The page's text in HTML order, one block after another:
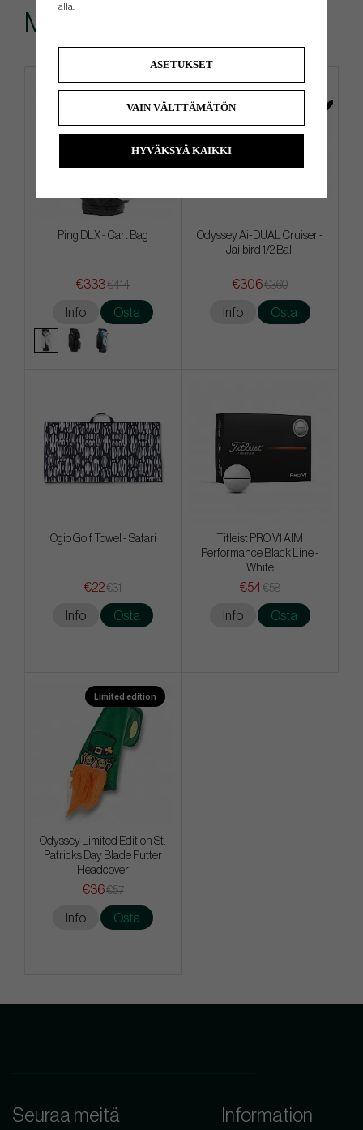
Muut ostivat myös
Ping DLX - Cart Bag
€333€414
Info Osta
Odyssey Ai-DUAL Cruiser -
Jailbird 1/2 Ball
€306€360
Info Osta
Ogio Golf Towel - Safari
€22€31
Info Osta
Titleist PRO V1 AIM
Performance Black Line -
White
€54€58
Info Osta
Limited edition
Odyssey Limited Edition St.
Patricks Day Blade Putter
Headcover
€36€57
Info Osta
Seuraa meitä Information
alla.
ASETUKSET
VAIN VÄLTTÄMÄTÖN
HYVÄKSYÄ KAIKKI